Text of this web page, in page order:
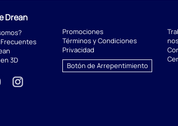
Drean
3D
Promociones
Términos y Condiciones
Privacidad
Botón de Arrepentimiento